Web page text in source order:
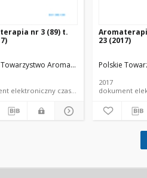
nr 3 (89) t.
Aromaterapeutyczne
dokument elektroniczny czasopismo
23 (2017)
Polskie
2017